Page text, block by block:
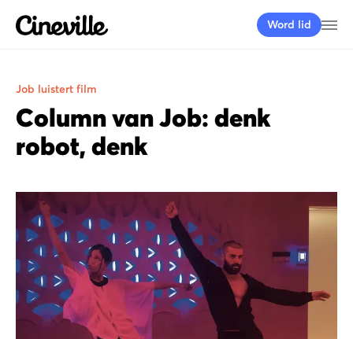
Cineville Logo
Word lid
Job luistert film
Column van Job: denk
robot, denk